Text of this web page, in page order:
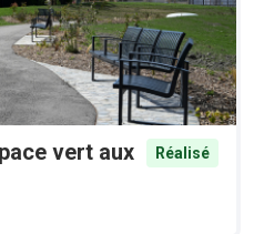
vert aux
Réalisé